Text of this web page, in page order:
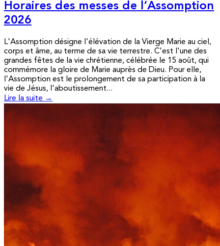
Horaires des messes de l’Assomption
2026
L'Assomption désigne l'élévation de la Vierge Marie au ciel,
corps et âme, au terme de sa vie terrestre. C'est l'une des
grandes fêtes de la vie chrétienne, célébrée le 15 août, qui
commémore la gloire de Marie auprès de Dieu. Pour elle,
l'Assomption est le prolongement de sa participation à la
vie de Jésus, l'aboutissement...
Lire la suite →